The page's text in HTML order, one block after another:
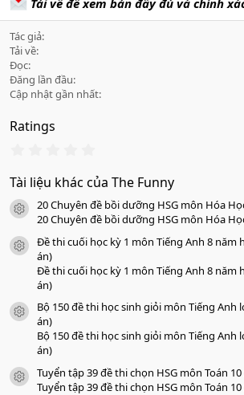
Tải về để xem bản đầy đủ và chính
Tác giả
Tải về
Đọc
Đăng lần đầu
Cập nhật gần nhất
Ratings
0
0
s
a
o
Tài liệu khác của The Funny
icon tài liệu
20 Chuyên đề bồi dưỡng HSG môn Hóa
20 Chuyên đề bồi dưỡng HSG môn Hóa
icon tài liệu
Đề thi cuối học kỳ 1 môn Tiếng Anh 8 năm
án)
Đề thi cuối học kỳ 1 môn Tiếng Anh 8 năm
án)
icon tài liệu
Bộ 150 đề thi học sinh giỏi môn Tiếng Anh
án)
Bộ 150 đề thi học sinh giỏi môn Tiếng Anh
án)
icon tài liệu
Tuyển tập 39 đề thi chọn HSG môn Toán
Tuyển tập 39 đề thi chọn HSG môn Toán